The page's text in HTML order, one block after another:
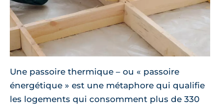
Une passoire thermique – ou « passoire
énergétique » est une métaphore qui qualifie
les logements qui consomment plus de 330